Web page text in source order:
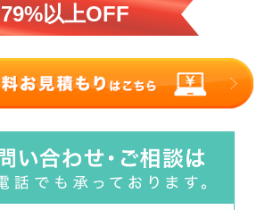
79%以上OFF